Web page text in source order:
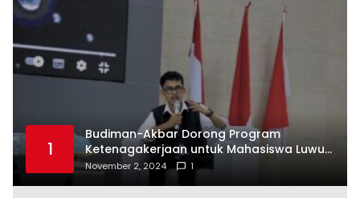
1
Budiman-Akbar Dorong Program
Ketenagakerjaan untuk Mahasiswa Luwu
Timur, Juru Bicara: Ini Peluang Nyata bagi
November 2, 2024 1